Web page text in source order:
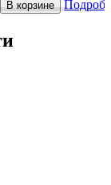
В корзине